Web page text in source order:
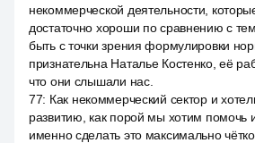
некоммерческой деятельности,
достаточно хороши по сравнению с
быть с точки зрения формулировки
признательна Наталье Костенко, её
что они слышали нас.
77: Как некоммерческий сектор и
развитию, как порой мы хотим помочь
именно сделать это максимально